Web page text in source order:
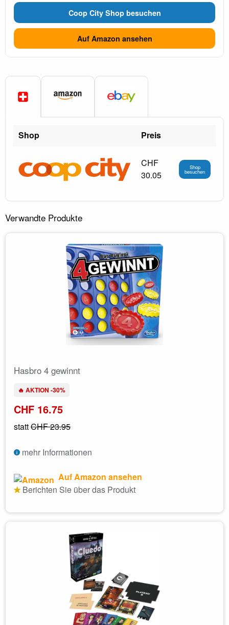
Coop City Shop besuchen
Auf Amazon ansehen
Shop Preis
CHF
30.05
Shop
besuchen
Verwandte Produkte
Hasbro 4 gewinnt
🔥 AKTION -30%
CHF 16.75
stattCHF 23.95
mehr Informationen
Auf Amazon ansehen
Berichten Sie über das Produkt